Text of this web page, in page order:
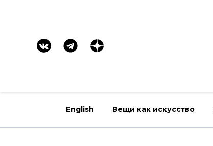
English Вещи как искусство